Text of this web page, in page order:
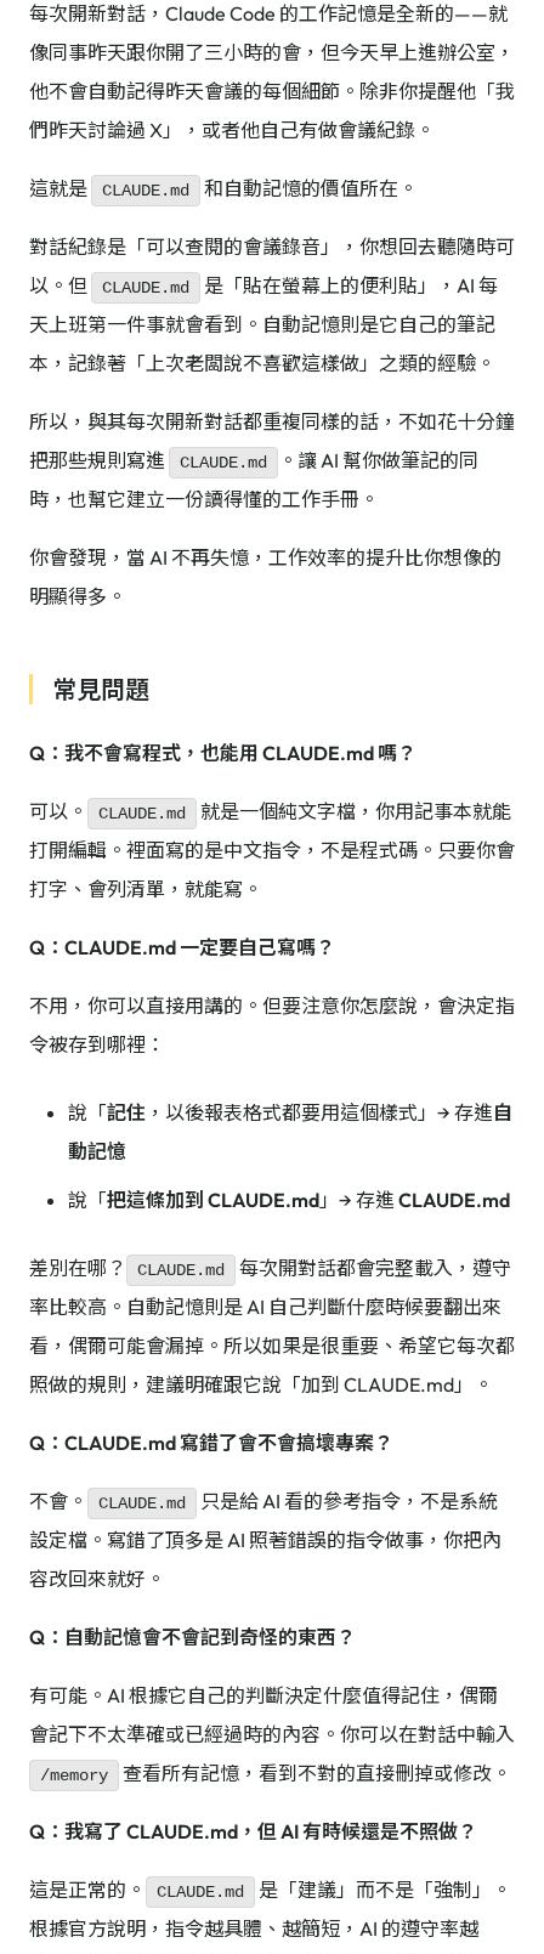
每次開新對話，Claude Code 的工作記憶是全新的——就
像同事昨天跟你開了三小時的會，但今天早上進辦公室，
他不會自動記得昨天會議的每個細節。除非你提醒他「我
們昨天討論過 X」，或者他自己有做會議紀錄。
這就是 CLAUDE.md 和自動記憶的價值所在。
對話紀錄是「可以查閱的會議錄音」，你想回去聽隨時可
以。但
CLAUDE.md
是「貼在螢幕上的便利貼」，AI 每
天上班第一件事就會看到。自動記憶則是它自己的筆記
本，記錄著「上次老闆說不喜歡這樣做」之類的經驗。
所以，與其每次開新對話都重複同樣的話，不如花十分鐘
把那些規則寫進
CLAUDE.md
。讓 AI 幫你做筆記的同
時，也幫它建立一份讀得懂的工作手冊。
你會發現，當 AI 不再失憶，工作效率的提升比你想像的
明顯得多。
常見問題
Q：我不會寫程式，也能用 CLAUDE.md 嗎？
可以。 CLAUDE.md
就是一個純文字檔，你用記事本就能
打開編輯。裡面寫的是中文指令，不是程式碼。只要你會
打字、會列清單，就能寫。
Q：CLAUDE.md 一定要自己寫嗎？
不用，你可以直接用講的。但要注意你怎麼說，會決定指
令被存到哪裡：
說「記住 ，以後報表格式都要用這個樣式」→ 存進自
動記憶
說「把這條加到 CLAUDE.md」→ 存進 CLAUDE.md
差別在哪？ CLAUDE.md
每次開對話都會完整載入，遵守
率比較高。自動記憶則是 AI 自己判斷什麼時候要翻出來
看，偶爾可能會漏掉。所以如果是很重要、希望它每次都
照做的規則，建議明確跟它說「加到 CLAUDE.md」。
Q：CLAUDE.md 寫錯了會不會搞壞專案？
不會。 CLAUDE.md
只是給 AI 看的參考指令，不是系統
設定檔。寫錯了頂多是 AI 照著錯誤的指令做事，你把內
容改回來就好。
Q：自動記憶會不會記到奇怪的東西？
有可能。AI 根據它自己的判斷決定什麼值得記住，偶爾
會記下不太準確或已經過時的內容。你可以在對話中輸入
/memory 查看所有記憶，看到不對的直接刪掉或修改。
Q：我寫了 CLAUDE.md，但 AI 有時候還是不照做？
這是正常的。 CLAUDE.md
是「建議」而不是「強制」。
根據官方說明，指令越具體、越簡短，AI 的遵守率越